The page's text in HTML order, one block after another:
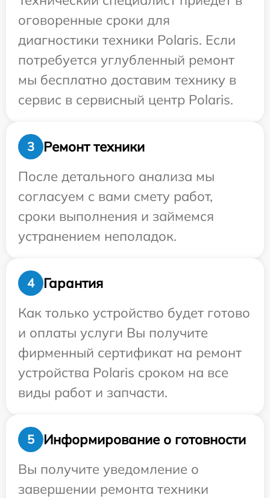
оговоренные сроки для
диагностики техники Polaris. Если
потребуется углубленный ремонт
мы бесплатно доставим технику в
сервис в сервисный центр Polaris.
3
Ремонт техники
После детального анализа мы
согласуем с вами смету работ,
сроки выполнения и займемся
устранением неполадок.
4
Гарантия
Как только устройство будет готово
и оплаты услуги Вы получите
фирменный сертификат на ремонт
устройства Polaris сроком на все
виды работ и запчасти.
5
Информирование о готовности
Вы получите уведомление о
завершении ремонта техники